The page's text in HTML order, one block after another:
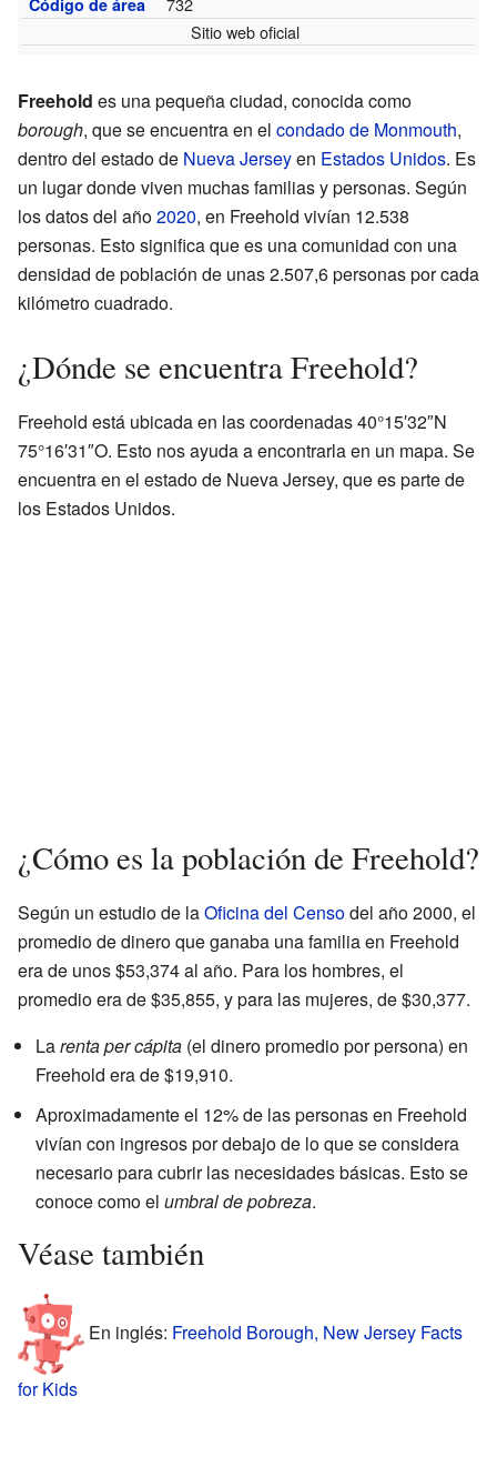
Sitio web oficial
Freehold es una pequeña ciudad, conocida como
borough, que se encuentra en el condado de Monmouth,
dentro del estado de Nueva Jerseyen Estados Unidos. Es
un lugar donde viven muchas familias y personas. Según
los datos del año2020, en Freehold vivían 12.538
personas. Esto significa que es una comunidad con una
densidad de población de unas 2.507,6 personas por cada
kilómetro cuadrado.
¿Dónde se encuentra Freehold?
Freehold está ubicada en las coordenadas 40°15′32″N
75°16′31″O. Esto nos ayuda a encontrarla en un mapa. Se
encuentra en el estado de Nueva Jersey, que es parte de
los Estados Unidos.
¿Cómo es la población de Freehold?
Según un estudio de laOficina del Censodel año 2000, el
promedio de dinero que ganaba una familia en Freehold
era de unos $53,374 al año. Para los hombres, el
promedio era de $35,855, y para las mujeres, de $30,377.
Larenta per cápita (el dinero promedio por persona) en
Freehold era de $19,910.
Aproximadamente el 12% de las personas en Freehold
vivían con ingresos por debajo de lo que se considera
necesario para cubrir las necesidades básicas. Esto se
conoce como el umbral de pobreza.
Véase también
En inglés: Freehold Borough, New Jersey Facts
for Kids